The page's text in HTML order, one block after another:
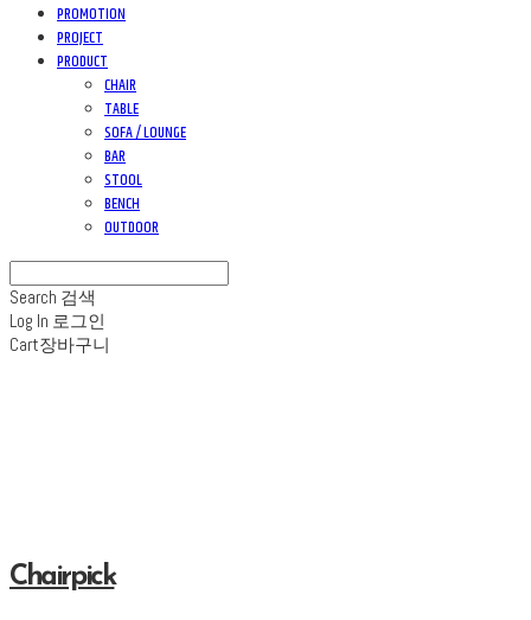
PROMOTION
PROJECT
PRODUCT
CHAIR
TABLE
SOFA / LOUNGE
BAR
STOOL
BENCH
OUTDOOR
Search 검색
Log In 로그인
Cart장바구니
Chairpick